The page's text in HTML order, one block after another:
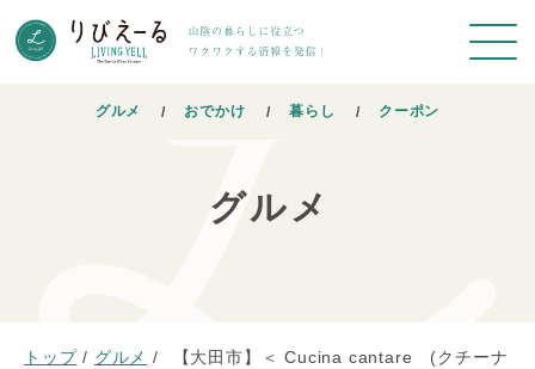
グルメ おでかけ 暮らし クーポン
グルメ
トップ / グルメ /
【大田市】＜ Cucina cantare (クチーナ